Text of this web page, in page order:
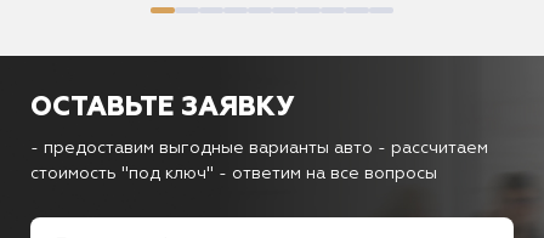
ОСТАВЬТЕ ЗАЯВКУ
- предоставим выгодные варианты авто - рассчитаем
стоимость "под ключ" - ответим на все вопросы